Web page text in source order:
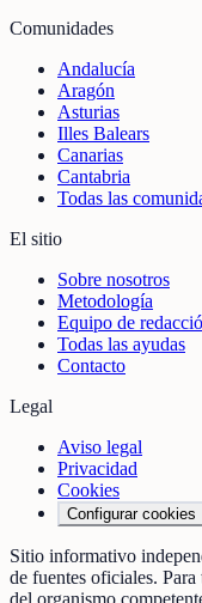
Comunidades
Andalucía
Aragón
Asturias
Illes Balears
Canarias
Cantabria
Todas las
El sitio
Sobre nosotros
Metodología
Equipo de
Todas las ayudas
Contacto
Legal
Aviso legal
Privacidad
Cookies
Configurar cookies
Sitio informativo
de fuentes oficiales.